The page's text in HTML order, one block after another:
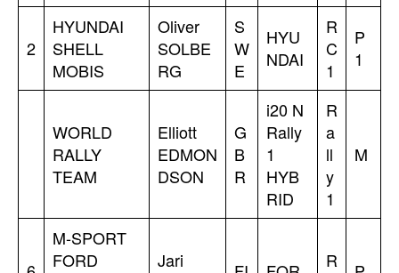
2
HYUNDAI
SHELL
MOBIS
Oliver
SOLBE
RG
S
W
E
HYU
NDAI
R
C
1
P
1
WORLD
RALLY
TEAM
Elliott
EDMON
DSON
G
B
R
i20 N
Rally
1
HYB
RID
R
a
ll
y
1
M
M-SPORT
FORD
Jari
R